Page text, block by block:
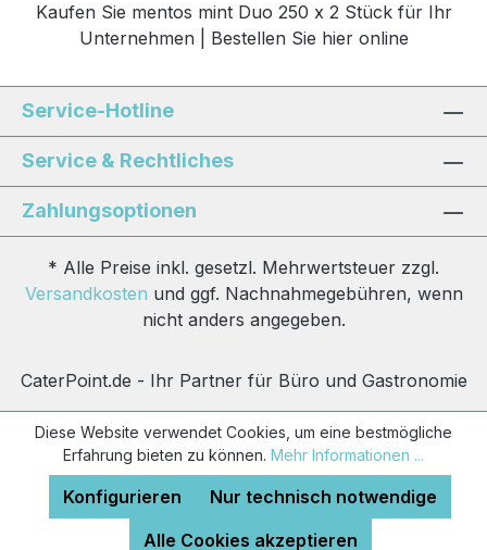
Momente zu einem besonderen Genuss-
Erlebnis. Hit-Mini: Zwei goldgelbe
zartschmelzenden Kakao-Creme, die
Hause oder unterwegs, dieser beliebte
zwischendurch die Lust auf etwas Süßes
kommt. Chokini: Beim Genuss dieses
knusprig-zarten Gebäcks spüren Sie, wie
die köstlichen, edelherben
Schokostückchen langsam auf der Zunge
zergehen. Ein feiner Hauch von Orange
den Geschmack dieses Feingebäcks
einzigartig. Thekendispenser: 3 x 50 Stück
einzeln verpackt
Kaufen Sie mentos mint Duo 250 x 2 Stück für Ihr
Unternehmen | Bestellen Sie hier online
Service-Hotline
Service & Rechtliches
Zahlungsoptionen
* Alle Preise inkl. gesetzl. Mehrwertsteuer zzgl.
Versandkosten und ggf. Nachnahmegebühren, wenn
nicht anders angegeben.
CaterPoint.de - Ihr Partner für Büro und Gastronomie
Diese Website verwendet Cookies, um eine bestmögliche
Erfahrung bieten zu können. Mehr Informationen ...
Nur technisch notwendige
Konfigurieren
Alle Cookies akzeptieren